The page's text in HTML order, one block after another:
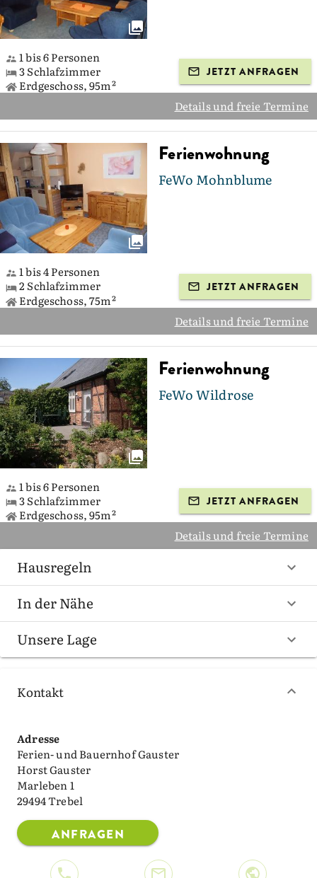
1 bis 6 Personen
3 Schlafzimmer
Erdgeschoss, 95m²
JETZT ANFRAGEN
Details und freie Termine
Ferienwohnung
FeWo Mohnblume
1 bis 4 Personen
2 Schlafzimmer
Erdgeschoss, 75m²
JETZT ANFRAGEN
Details und freie Termine
Ferienwohnung
FeWo Wildrose
1 bis 6 Personen
3 Schlafzimmer
Erdgeschoss, 95m²
JETZT ANFRAGEN
Details und freie Termine
Hausregeln
In der Nähe
Unsere Lage
Kontakt
Adresse
Ferien- und Bauernhof Gauster
Horst Gauster
Marleben 1
29494 Trebel
ANFRAGEN